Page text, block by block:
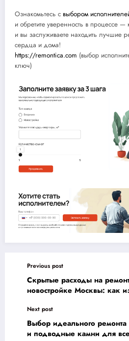
Ознакомьтесь с выбором
и обретите уверенность в процессе
и вы заслуживаете находить лучшие
сердца и дома!
https://remontica.com (выбор
ключ)
Previous post
Скрытые расходы на
новостройке Москвы: как
полезными лайфхаками
Next post
Выбор идеального
и подводные камни для